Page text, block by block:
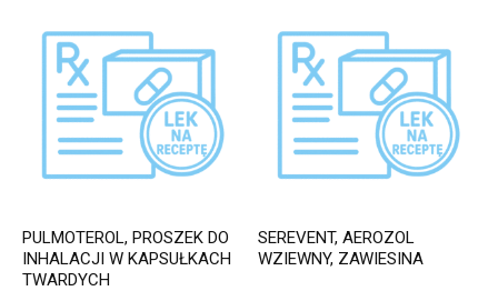
PULMOTEROL, PROSZEK DO
INHALACJI W KAPSUŁKACH
TWARDYCH
SEREVENT, AEROZOL
WZIEWNY, ZAWIESINA